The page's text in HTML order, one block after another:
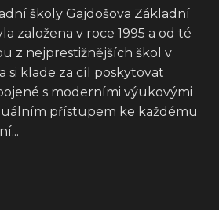
školy Gajdošova Základní
založena v roce 1995 a od té
z nejprestižnějších škol v
si klade za cíl poskytovat
s moderními výukovými
přístupem ke každému